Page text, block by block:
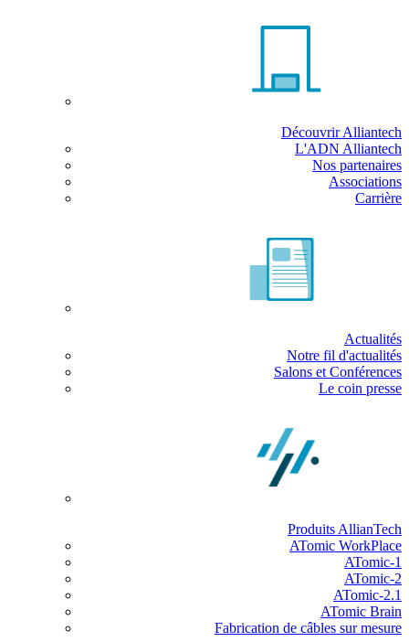
Découvrir Alliantech
L'ADN Alliantech
Nos partenaires
Associations
Carrière
Actualités
Notre fil d'actualités
Salons et Conférences
Le coin presse
Produits AllianTech
ATomic WorkPlace
ATomic-1
ATomic-2
ATomic-2.1
ATomic Brain
Fabrication de câbles sur mesure